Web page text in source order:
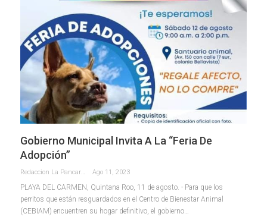
Gobierno Municipal Invita A La “Feria De
Adopción”
Redaccion La Pancarta De Quintana Roo Ago 11, 2023
PLAYA DEL CARMEN, Quintana Roo, 11 de agosto. - Para que los
perritos que están resguardados en el Centro de Bienestar Animal
(CEBIAM) encuentren su hogar definitivo, el gobierno…